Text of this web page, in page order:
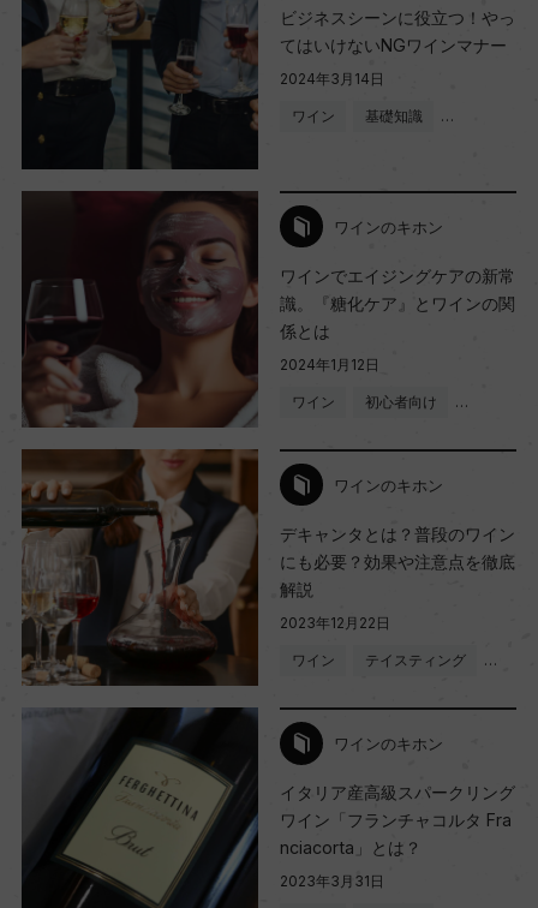
ビジネスシーンに役立つ！やっ
てはいけないNGワインマナー
2024年3月14日
ワイン 基礎知識 …
ワインのキホン
ワインでエイジングケアの新常
識。『糖化ケア』とワインの関
係とは
2024年1月12日
ワイン 初心者向け …
ワインのキホン
デキャンタとは？普段のワイン
にも必要？効果や注意点を徹底
解説
2023年12月22日
ワイン テイスティング …
ワインのキホン
イタリア産高級スパークリング
ワイン「フランチャコルタ Fra
nciacorta」とは？
2023年3月31日